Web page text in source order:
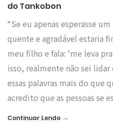
do Tankobon
“Se eu apenas esperasse
quente e agradável estaria
meu filho e fala: ‘me leva
isso, realmente não sei
essas palavras mais do que
acredito que as pessoas se
Continuar Lendo →